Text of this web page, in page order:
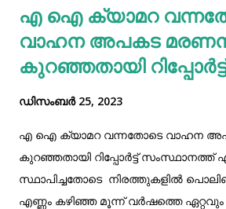
എ ഐ ക്യാമറ
വാഹന അപകട
കുറഞ്ഞതായി റിപ്പോർട്ട്
ഡിസംബർ 25, 2023
എ ഐ ക്യാമറ വന്നതോടെ വാഹന
കുറഞ്ഞതായി റിപ്പോർട്ട്
സ്ഥാപിച്ചതോടെ നിരത്തുകളില്‍
എണ്ണം കഴിഞ്ഞ മൂന്ന് വര്‍ഷത്തെ